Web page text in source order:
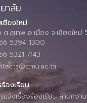
าลัย
ชียงใหม่
.สุเทพ อ.เมือง จ.เชียงใหม่
5394 1300
5321 7143
องเรียน
แจ้งเรื่องร้องเรียน สำนักงาน